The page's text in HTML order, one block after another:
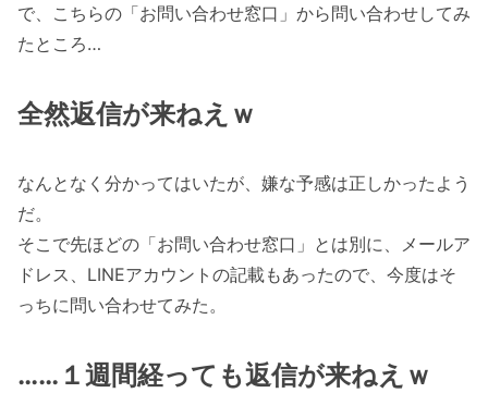
で、こちらの「お問い合わせ窓口」から問い合わせしてみ
たところ…
全然返信が来ねえｗ
なんとなく分かってはいたが、嫌な予感は正しかったよう
だ。
そこで先ほどの「お問い合わせ窓口」とは別に、メールア
ドレス、LINEアカウントの記載もあったので、今度はそ
っちに問い合わせてみた。
……１週間経っても返信が来ねえｗ